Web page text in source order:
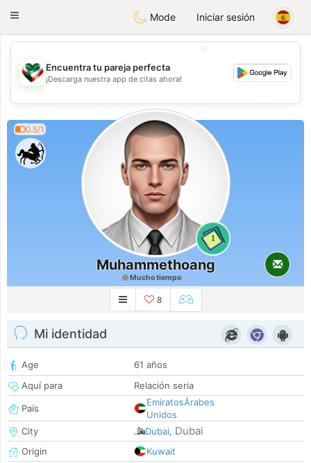
KuwaitChat
Toggle
Mode Iniciar sesión
💖
💕
💕
Encuentra tu pareja perfecta
¡Descarga nuestra app de citas ahora!
0.5/1
1
Muhammethoang
Mucho tiempo
8
Mi identidad
Age
61 años
Aquí para
Relación seria
País
EmiratosÁrabes
Unidos
City
Dubai, Dubai
Origin
Kuwait